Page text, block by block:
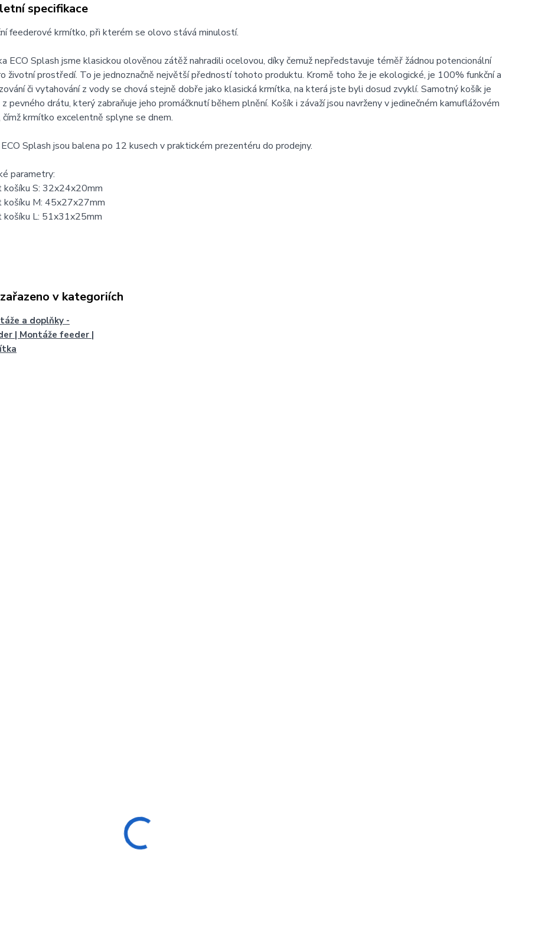
specifikace
feederové krmítko, při kterém se olovo stává minulostí.
ECO Splash jsme klasickou olověnou zátěž nahradili ocelovou, díky čemuž nepředstavuje téměř žádnou potencionální
životní prostředí. To je jednoznačně největší předností tohoto produktu. Kromě toho že je ekologické, je 100% funkční a
či vytahování z vody se chová stejně dobře jako klasická krmítka, na která jste byli dosud zvyklí. Samotný košík je
pevného drátu, který zabraňuje jeho promáčknutí během plnění. Košík i závaží jsou navrženy v jedinečném kamuflážovém
čímž krmítko excelentně splyne se dnem.
Splash jsou balena po 12 kusech v praktickém prezentéru do prodejny.
parametry:
košíku S: 32x24x20mm
košíku M: 45x27x27mm
košíku L: 51x31x25mm
v kategoriích
a doplňky -
| Montáže feeder |